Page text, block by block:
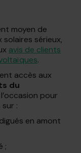
moyen de
sérieux,
avis de clients
.
accès aux
du
l’occasion pour
:
en amont
;